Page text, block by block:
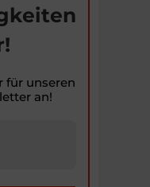
für unseren
an!